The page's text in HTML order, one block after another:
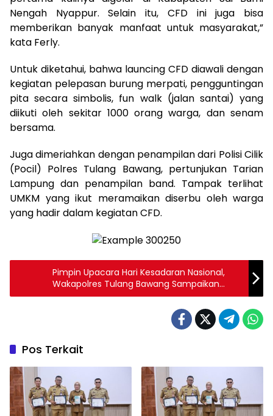
Nengah Nyappur. Selain itu, CFD ini juga bisa
memberikan banyak manfaat untuk masyarakat,”
kata Ferly.
Untuk diketahui, bahwa launcing CFD diawali dengan
kegiatan pelepasan burung merpati, pengguntingan
pita secara simbolis, fun walk (jalan santai) yang
diikuti oleh sekitar 1000 orang warga, dan senam
bersama.
Juga dimeriahkan dengan penampilan dari Polisi Cilik
(Pocil) Polres Tulang Bawang, pertunjukan Tarian
Lampung dan penampilan band. Tampak terlihat
UMKM yang ikut meramaikan diserbu oleh warga
yang hadir dalam kegiatan CFD.
Pimpin Upacara Hari Kesadaran Nasional,
Wakapolres Tulang Bawang Sampaikan
Pesan Ini
Pos Terkait